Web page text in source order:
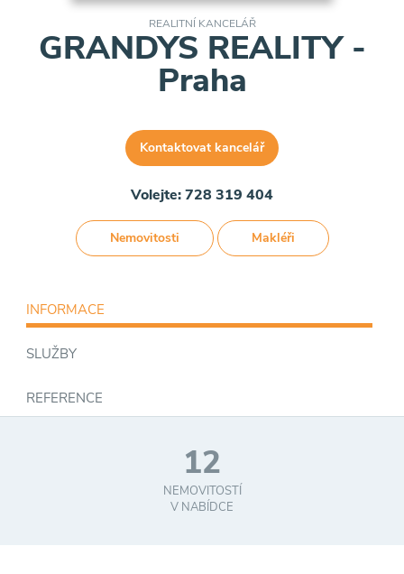
REALITNÍ KANCELÁŘ
GRANDYS REALITY -
Praha
Kontaktovat kancelář
Volejte: 728 319 404
Nemovitosti Makléři
INFORMACE
SLUŽBY
REFERENCE
12
NEMOVITOSTÍ
V NABÍDCE